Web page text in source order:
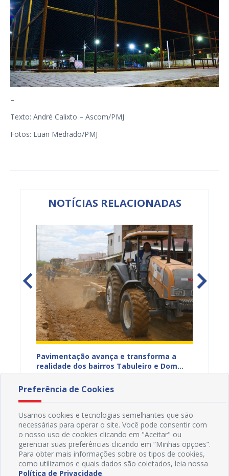
–
Texto: André Calixto – Ascom/PMJ
Fotos: Luan Medrado/PMJ
NOTÍCIAS RELACIONADAS
Pavimentação avança e transforma a
realidade dos bairros Tabuleiro e Dom
José Rodrigues em Juazeiro
para
Preferência de Cookies
Usamos cookies e tecnologias semelhantes que são
necessárias para operar o site. Você pode consentir com
o nosso uso de cookies clicando em "Aceitar" ou
gerenciar suas preferências clicando em “Minhas opções”.
Para obter mais informações sobre os tipos de cookies,
como utilizamos e quais dados são coletados, leia nossa
Política de Privacidade.